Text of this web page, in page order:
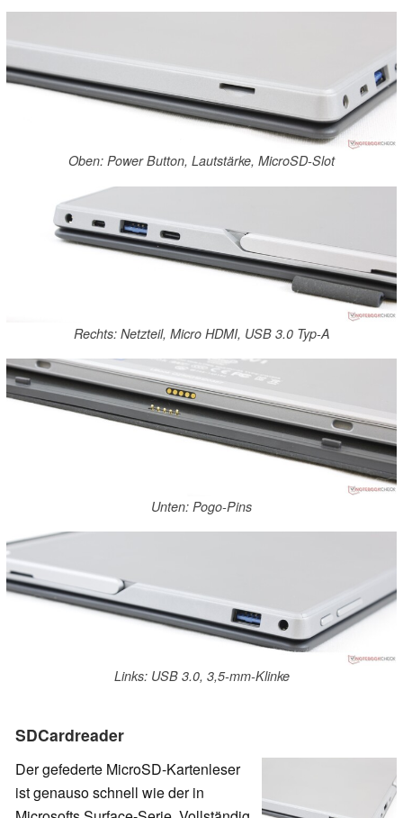
Oben: Power Button, Lautstärke, MicroSD-Slot
Rechts: Netzteil, Micro HDMI, USB 3.0 Typ-A
Unten: Pogo-Pins
Links: USB 3.0, 3,5-mm-Klinke
SDCardreader
Der gefederte MicroSD-Kartenleser
ist genauso schnell wie der in